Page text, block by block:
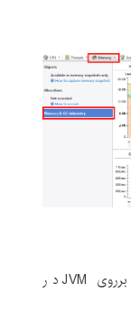
می‌توانید هر برنامه کاربردی در حال اجرا برروی JVM در